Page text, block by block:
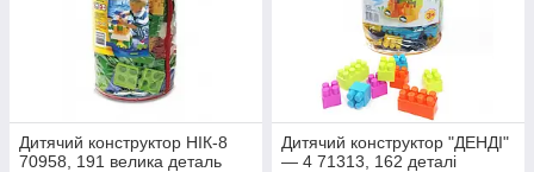
Дитячий конструктор НІК-8
70958, 191 велика деталь
Дитячий конструктор "ДЕНДІ"
— 4 71313, 162 деталі